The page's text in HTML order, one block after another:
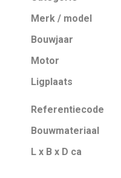
Merk / model
Bouwjaar
Motor
Ligplaats
Referentiecode
Bouwmateriaal
L x B x D ca